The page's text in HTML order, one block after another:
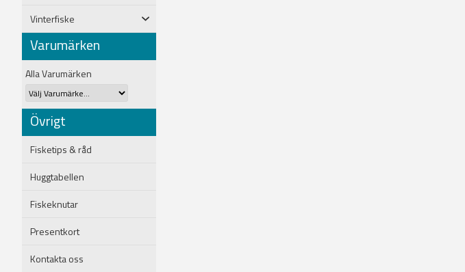
Vinterfiske
Varumärken
Alla Varumärken
Övrigt
Fisketips & råd
Huggtabellen
Fiskeknutar
Presentkort
Kontakta oss